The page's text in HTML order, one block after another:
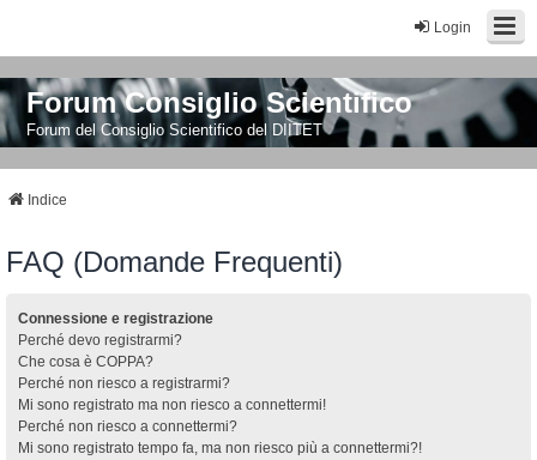
Login
Forum Consiglio Scientifico
Forum del Consiglio Scientifico del DIITET
Indice
FAQ (Domande Frequenti)
Connessione e registrazione
Perché devo registrarmi?
Che cosa è COPPA?
Perché non riesco a registrarmi?
Mi sono registrato ma non riesco a connettermi!
Perché non riesco a connettermi?
Mi sono registrato tempo fa, ma non riesco più a connettermi?!